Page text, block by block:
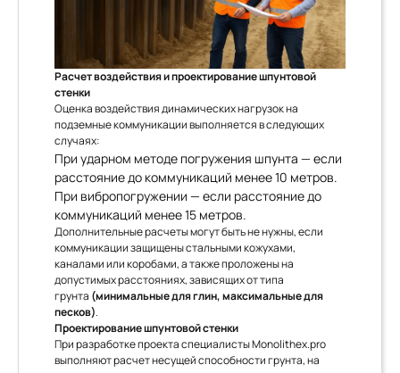
Расчет воздействия и проектирование шпунтовой
стенки
Оценка воздействия динамических нагрузок на
подземные коммуникации выполняется в следующих
случаях:
При ударном методе погружения шпунта — если
расстояние до коммуникаций менее 10 метров.
При вибропогружении — если расстояние до
коммуникаций менее 15 метров.
Дополнительные расчеты могут быть не нужны, если
коммуникации защищены стальными кожухами,
каналами или коробами, а также проложены на
допустимых расстояниях, зависящих от типа
грунта (минимальные для глин, максимальные для
песков).
Проектирование шпунтовой стенки
При разработке проекта специалисты Monolithex.pro
выполняют расчет несущей способности грунта, на